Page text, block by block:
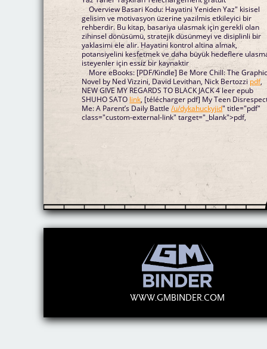
Overview Basari Kodu: Hayatini Yeniden Yaz" kisisel
gelisim ve motivasyon üzerine yazilmis etkileyici bir
rehberdir. Bu kitap, basariya ulasmak için gerekli olan
zihinsel dönüsümü, stratejik düsünmeyi ve disiplinli bir
yaklasimi ele alir. Hayatini kontrol altina almak,
potansiyelini kesfetmek ve daha büyük hedeflere
isteyenler için essiz bir kaynaktir
More eBooks: [PDF/Kindle] Be More Chill: The
Novel by Ned Vizzini, David Levithan, Nick Bertozzi pdf,
NEW GIVE MY REGARDS TO BLACK JACK 4 leer epub
SHUHO SATO link, [télécharger pdf] My Teen
Me: A Parent’s Daily Battle/u/dykahuckyjid" title="pdf"
class="custom-external-link" target="_blank">pdf,
WWW.GMBINDER.COM